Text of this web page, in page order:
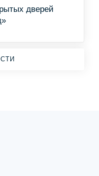
дверей